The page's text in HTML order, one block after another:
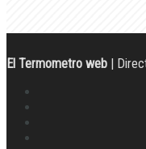
El Termometro web |